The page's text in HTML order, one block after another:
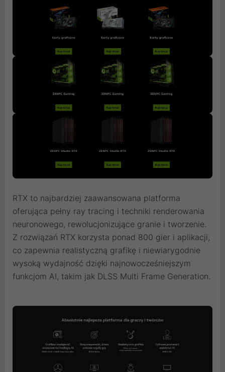
RTX to najbardziej zaawansowana platforma
oferująca pełny ray tracing i techniki renderowania
neuronowego, rewolucjonizujące granie i tworzenie.
Z rozwiązań RTX korzysta ponad 800 gier i aplikacji,
co zapewnia realistyczną grafikę i niewiarygodnie
wysoką wydajność dzięki najnowocześniejszym
funkcjom AI, takim jak DLSS Multi Frame Generation.